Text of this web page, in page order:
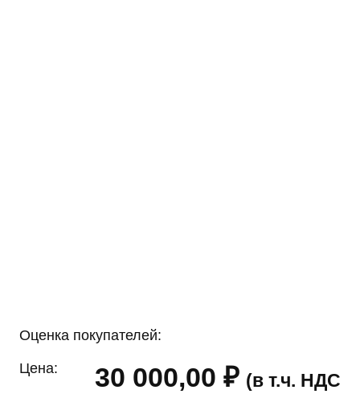
Оценка покупателей:
Цена: 30 000,00 ₽ (в т.ч. НДС